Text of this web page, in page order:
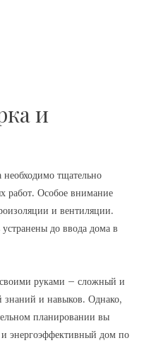
и
необходимо тщательно
работ. Особое внимание
и вентиляции.
до ввода дома в
своими руками – сложный и
знаний и навыков. Однако,
планировании вы
энергоэффективный дом по